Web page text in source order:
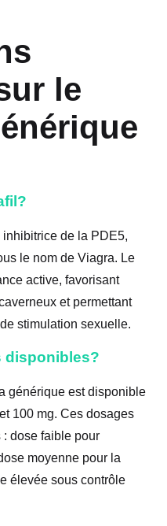
le
de la PDE5,
le nom de Viagra. Le
active, favorisant
et permettant
stimulation sexuelle.
disponibles?
générique est disponible
100 mg. Ces dosages
dose faible pour
moyenne pour la
élevée sous contrôle